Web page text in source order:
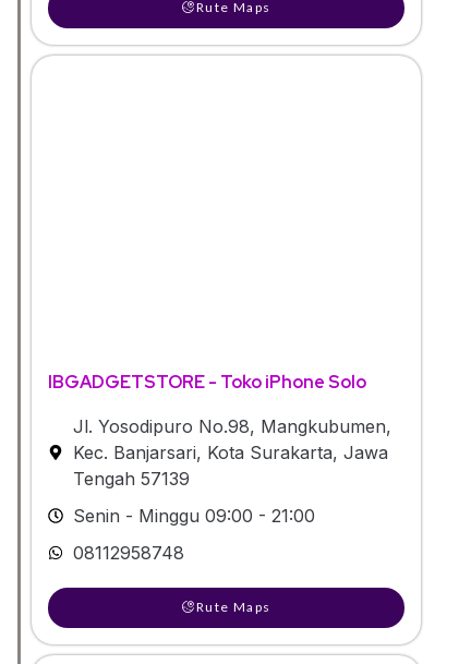
Rute Maps
IBGADGETSTORE - Toko iPhone Solo
Jl. Yosodipuro No.98, Mangkubumen,
Kec. Banjarsari, Kota Surakarta, Jawa
Tengah 57139
Senin - Minggu 09:00 - 21:00
08112958748
Rute Maps